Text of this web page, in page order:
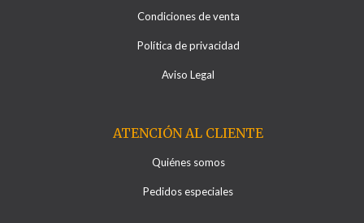
Condiciones de venta
Política de privacidad
Aviso Legal
ATENCIÓN AL CLIENTE
Quiénes somos
Pedidos especiales